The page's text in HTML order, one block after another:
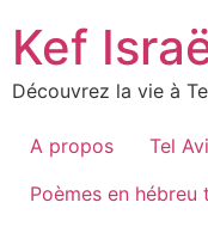
content
Kef
Découvrez la vie à
A propos
Tel
Poèmes en